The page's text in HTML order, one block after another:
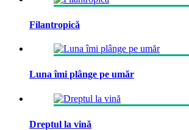
Filantropică
Luna îmi plânge pe umăr
Dreptul la vină